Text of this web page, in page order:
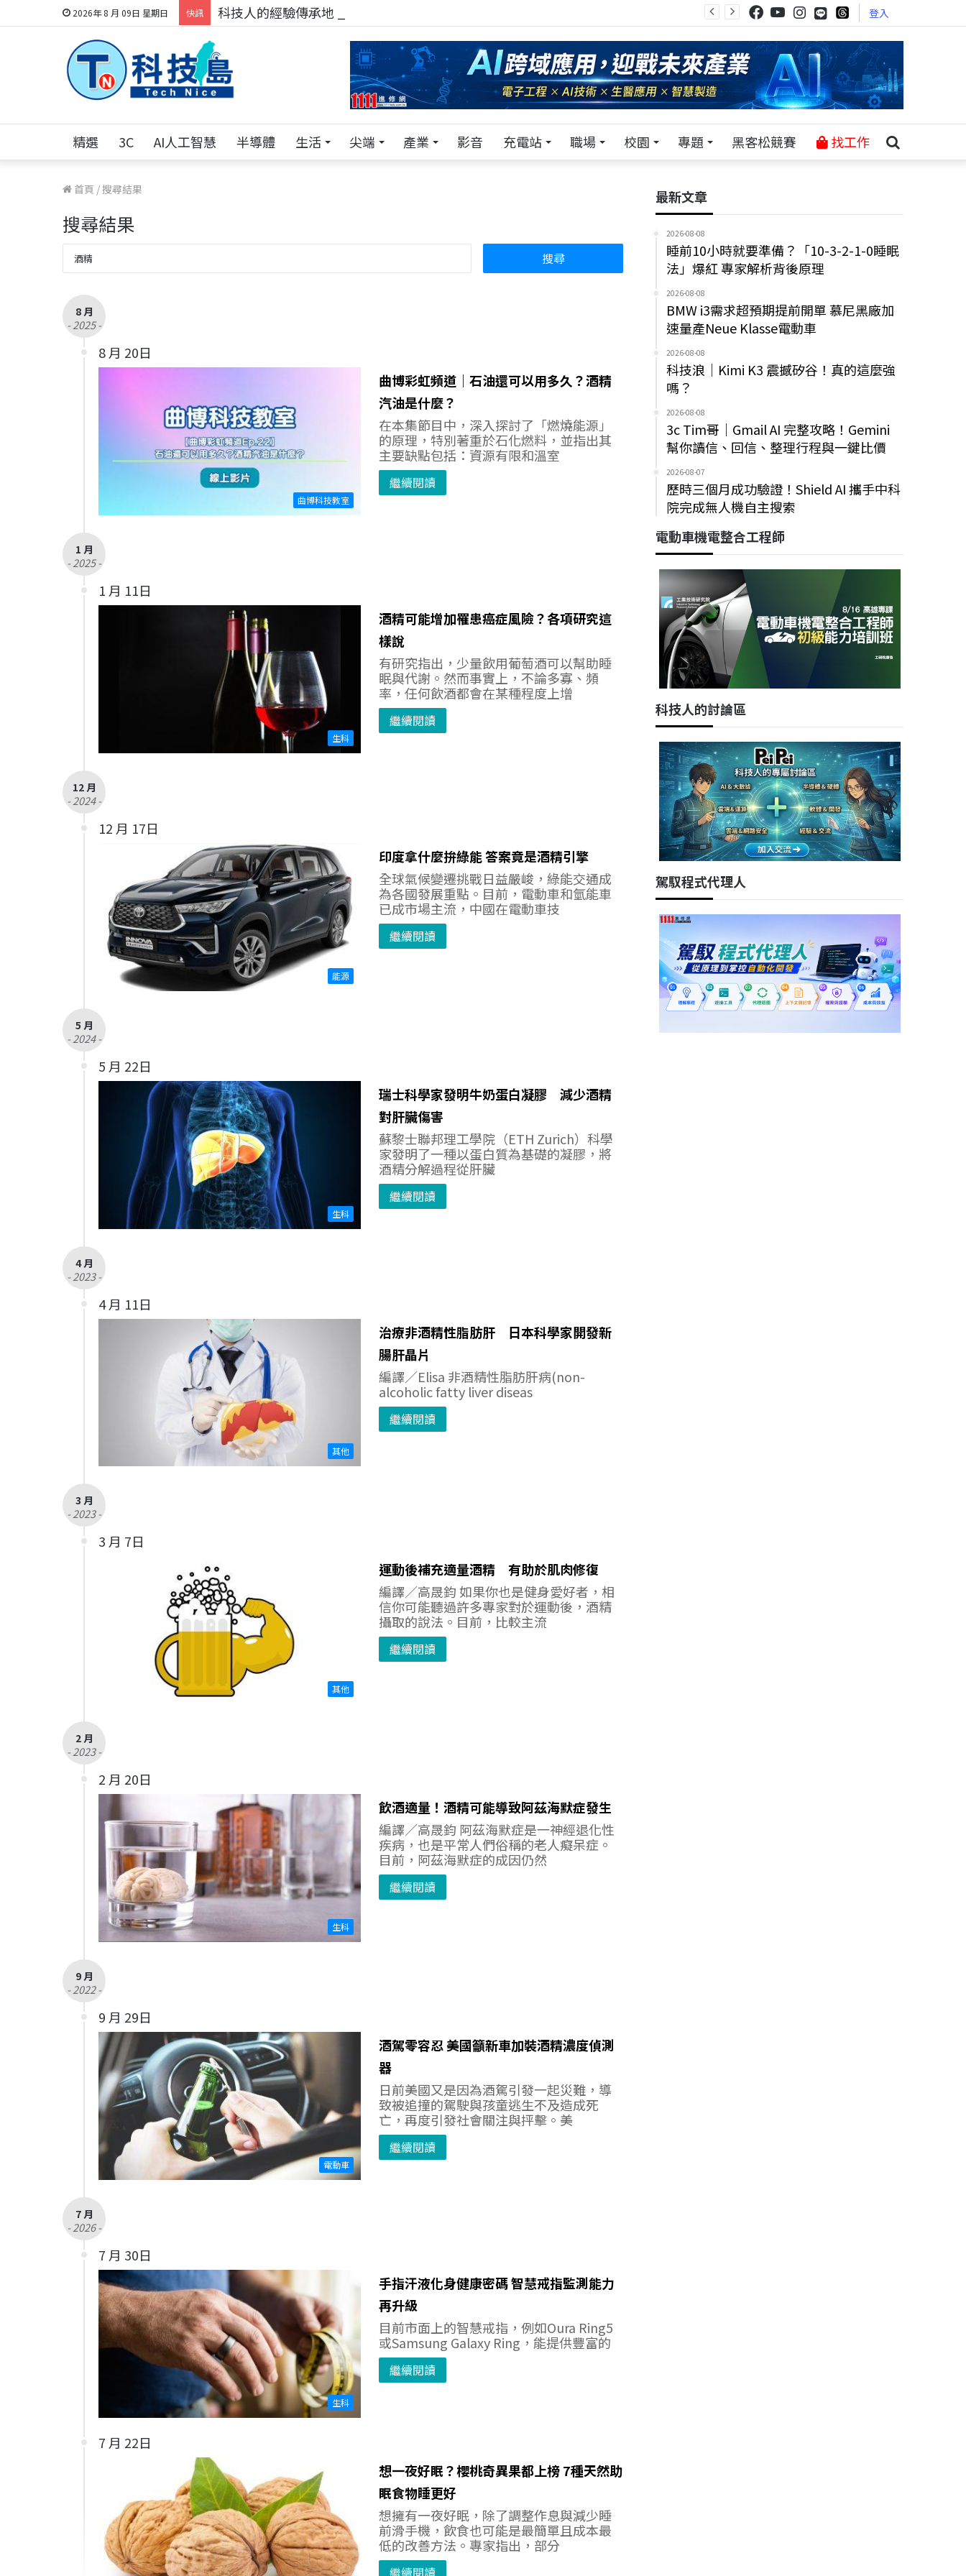
2026年 8 月 09日 星期日 快訊 科技人的經驗傳承地！在 Pei Pei 科技專區，與學弟妹交流最硬核的技術 登入
精選 3C AI人工智慧 半導體 生活 尖端 產業 影音 充電站 職場 校園 專題 黑客松競賽 找工作
首頁 /搜尋結果
搜尋結果
8 月
- 2025 -
8 月 20日
曲博科技教室
曲博彩虹頻道｜石油還可以用多久？酒精
汽油是什麼？
在本集節目中，深入探討了「燃燒能源」
的原理，特別著重於石化燃料，並指出其
主要缺點包括：資源有限和溫室
繼續閱讀
1 月
- 2025 -
1 月 11日
生科
酒精可能增加罹患癌症風險？各項研究這
樣說
有研究指出，少量飲用葡萄酒可以幫助睡
眠與代謝。然而事實上，不論多寡、頻
率，任何飲酒都會在某種程度上增
繼續閱讀
12 月
- 2024 -
12 月 17日
能源
印度拿什麼拚綠能 答案竟是酒精引擎
全球氣候變遷挑戰日益嚴峻，綠能交通成
為各國發展重點。目前，電動車和氫能車
已成市場主流，中國在電動車技
繼續閱讀
5 月
- 2024 -
5 月 22日
生科
瑞士科學家發明牛奶蛋白凝膠 減少酒精
對肝臟傷害
蘇黎士聯邦理工學院（ETH Zurich）科學
家發明了一種以蛋白質為基礎的凝膠，將
酒精分解過程從肝臟
繼續閱讀
4 月
- 2023 -
4 月 11日
其他
治療非酒精性脂肪肝 日本科學家開發新
腸肝晶片
編譯／Elisa 非酒精性脂肪肝病(non-
alcoholic fatty liver diseas
繼續閱讀
3 月
- 2023 -
3 月 7日
其他
運動後補充適量酒精 有助於肌肉修復
編譯／高晟鈞 如果你也是健身愛好者，相
信你可能聽過許多專家對於運動後，酒精
攝取的說法。目前，比較主流
繼續閱讀
2 月
- 2023 -
2 月 20日
生科
飲酒適量！酒精可能導致阿茲海默症發生
編譯／高晟鈞 阿茲海默症是一神經退化性
疾病，也是平常人們俗稱的老人癡呆症。
目前，阿茲海默症的成因仍然
繼續閱讀
9 月
- 2022 -
9 月 29日
電動車
酒駕零容忍 美國籲新車加裝酒精濃度偵測
器
日前美國又是因為酒駕引發一起災難，導
致被追撞的駕駛與孩童逃生不及造成死
亡，再度引發社會關注與抨擊。美
繼續閱讀
7 月
- 2026 -
7 月 30日
生科
手指汗液化身健康密碼 智慧戒指監測能力
再升級
目前市面上的智慧戒指，例如Oura Ring5
或Samsung Galaxy Ring，能提供豐富的
繼續閱讀
7 月 22日
想一夜好眠？櫻桃奇異果都上榜 7種天然助
眠食物睡更好
想擁有一夜好眠，除了調整作息與減少睡
前滑手機，飲食也可能是最簡單且成本最
低的改善方法。專家指出，部分
繼續閱讀
最新文章
2026-08-08
睡前10小時就要準備？「10-3-2-1-0睡眠
法」爆紅 專家解析背後原理
2026-08-08
BMW i3需求超預期提前開單 慕尼黑廠加
速量產Neue Klasse電動車
2026-08-08
科技浪｜Kimi K3 震撼矽谷！真的這麼強
嗎？
2026-08-08
3c Tim哥｜Gmail AI 完整攻略！Gemini
幫你讀信、回信、整理行程與一鍵比價
2026-08-07
歷時三個月成功驗證！Shield AI 攜手中科
院完成無人機自主搜索
電動車機電整合工程師
科技人的討論區
駕馭程式代理人